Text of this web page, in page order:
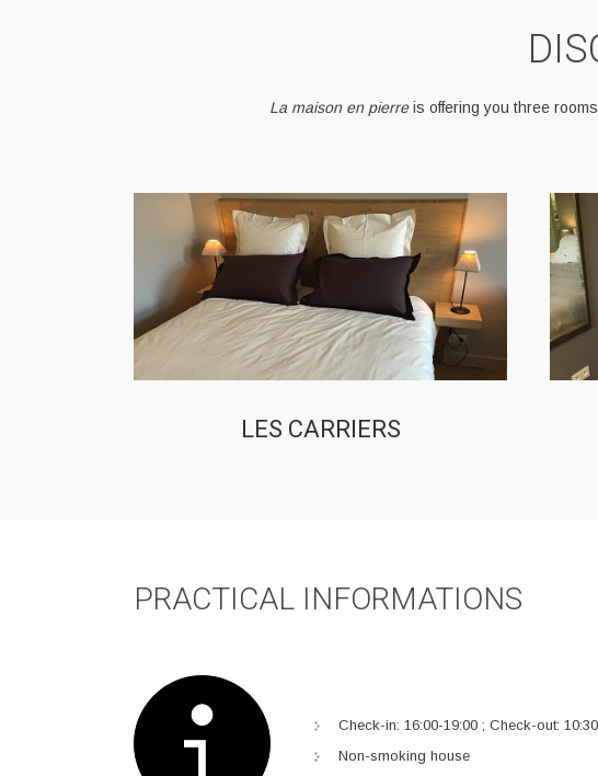
La maison en pierreis offering you three
LES CARRIERS
PRACTICAL INFORMATIONS
Check-in: 16:00-19:00 ; Check-out: 10:30
Non-smoking house